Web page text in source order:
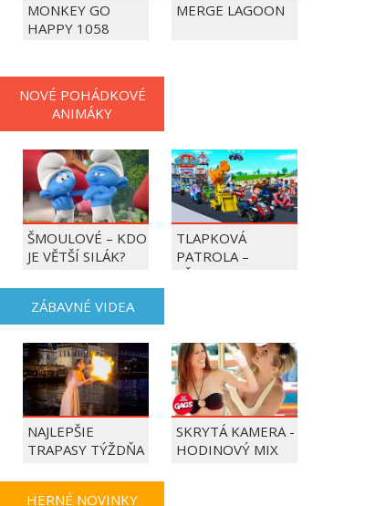
MONKEY GO
HAPPY 1058
MERGE LAGOON
NOVÉ POHÁDKOVÉ
ANIMÁKY
ŠMOULOVÉ – KDO
JE VĚTŠÍ SILÁK?
TLAPKOVÁ
PATROLA –
VŠECHNY TLAPKY
ZÁBAVNÉ VIDEA
NAJLEPŠIE
TRAPASY TÝŽDŇA
SKRYTÁ KAMERA -
HODINOVÝ MIX
HERNÉ NOVINKY